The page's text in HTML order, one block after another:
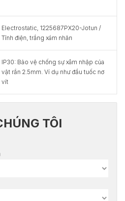
Electrostatic, 1225687PX20-Jotun /
Tĩnh điện, trắng xám nhăn
IP30: Bảo vệ chống sự xâm nhập của
vật rắn 2.5mm. Ví dụ như đầu tuốc nơ
vít
TÔI